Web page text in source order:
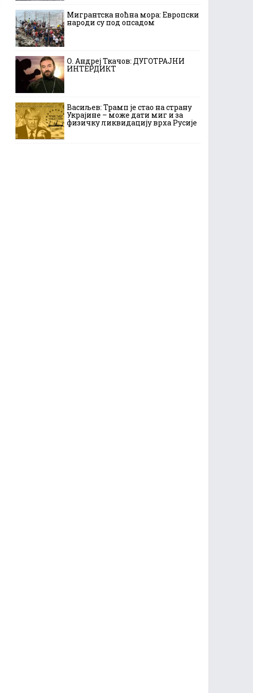
Мигрантска ноћна мора: Европски
народи су под опсадом
О. Андреј Ткачов: ДУГОТРАЈНИ
ИНТЕРДИКТ
Васиљев: Трамп је стао на страну
Украјине – може дати миг и за
физичку ликвидацију врха Русије